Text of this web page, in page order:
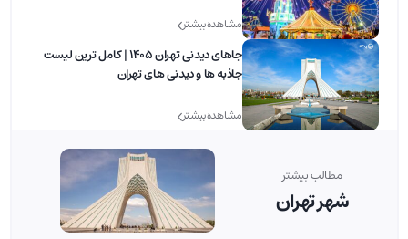
مشاهده بیشتر
جاهای دیدنی تهران 1405 | کامل ترین لیست
جاذبه ها و دیدنی های تهران
مشاهده بیشتر
مطالب بیشتر
شهر تهران